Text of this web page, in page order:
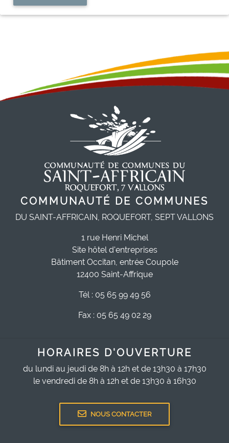
COMMUNAUTÉ DE COMMUNES
DU SAINT-AFFRICAIN, ROQUEFORT, SEPT VALLONS
1 rue Henri Michel
Site hôtel d'entreprises
Bâtiment Occitan, entrée Coupole
12400 Saint-Affrique
Tél : 05 65 99 49 56
Fax : 05 65 49 02 29
HORAIRES D'OUVERTURE
du lundi au jeudi de 8h à 12h et de 13h30 à 17h30
le vendredi de 8h à 12h et de 13h30 à 16h30
NOUS CONTACTER